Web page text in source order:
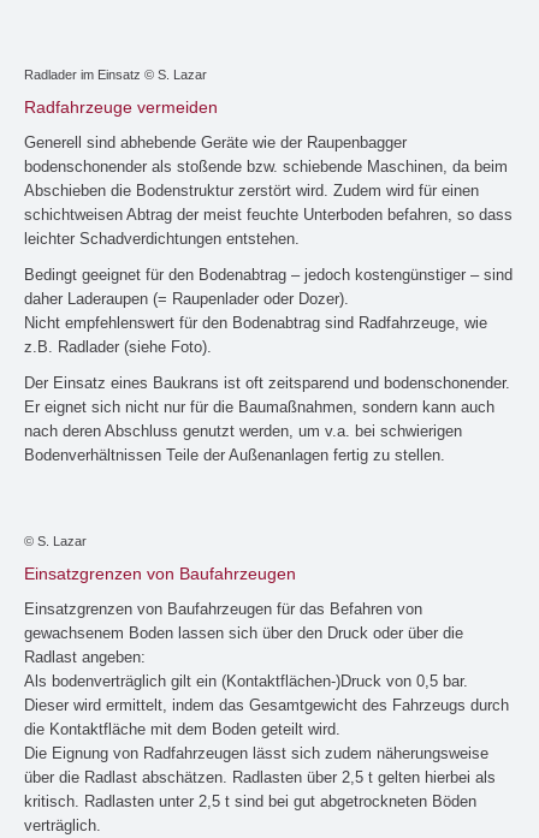
Radlader im Einsatz © S. Lazar
Radfahrzeuge vermeiden
Generell sind abhebende Geräte wie der Raupenbagger
bodenschonender als stoßende bzw. schiebende Maschinen, da beim
Abschieben die Bodenstruktur zerstört wird. Zudem wird für einen
schichtweisen Abtrag der meist feuchte Unterboden befahren, so dass
leichter Schadverdichtungen entstehen.
Bedingt geeignet für den Bodenabtrag – jedoch kostengünstiger – sind
daher Laderaupen (= Raupenlader oder Dozer).
Nicht empfehlenswert für den Bodenabtrag sind Radfahrzeuge, wie
z.B. Radlader (siehe Foto).
Der Einsatz eines Baukrans ist oft zeitsparend und bodenschonender.
Er eignet sich nicht nur für die Baumaßnahmen, sondern kann auch
nach deren Abschluss genutzt werden, um v.a. bei schwierigen
Bodenverhältnissen Teile der Außenanlagen fertig zu stellen.
© S. Lazar
Einsatzgrenzen von Baufahrzeugen
Einsatzgrenzen von Baufahrzeugen für das Befahren von
gewachsenem Boden lassen sich über den Druck oder über die
Radlast angeben:
Als bodenverträglich gilt ein (Kontaktflächen-)Druck von 0,5 bar.
Dieser wird ermittelt, indem das Gesamtgewicht des Fahrzeugs durch
die Kontaktfläche mit dem Boden geteilt wird.
Die Eignung von Radfahrzeugen lässt sich zudem näherungsweise
über die Radlast abschätzen. Radlasten über 2,5 t gelten hierbei als
kritisch. Radlasten unter 2,5 t sind bei gut abgetrockneten Böden
verträglich.